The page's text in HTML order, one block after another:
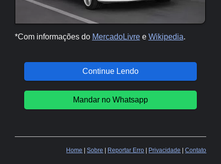
*Com informações do MercadoLivree Wikipedia.
Continue Lendo
Mandar no Whatsapp
Home |Sobre | Reportar Erro | Privacidade |Contato